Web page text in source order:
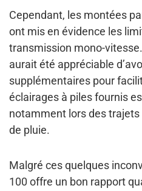
Cependant, les montées
ont mis en évidence les
transmission mono-vitesse
aurait été appréciable
supplémentaires pour
éclairages à piles fournis
notamment lors des
de pluie.
Malgré ces quelques
100 offre un bon rapport